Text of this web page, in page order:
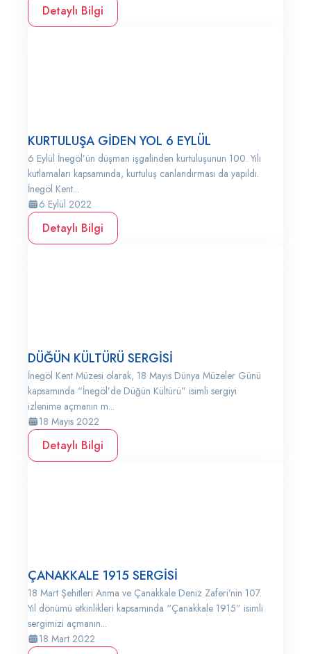
Detaylı Bilgi
KURTULUŞA GİDEN YOL 6 EYLÜL
6 Eylül İnegöl’ün düşman işgalinden kurtuluşunun 100. Yılı
kutlamaları kapsamında, kurtuluş canlandırması da yapıldı.
İnegöl Kent...
6 Eylül 2022
Detaylı Bilgi
DÜĞÜN KÜLTÜRÜ SERGİSİ
İnegöl Kent Müzesi olarak, 18 Mayıs Dünya Müzeler Günü
kapsamında “İnegöl’de Düğün Kültürü” isimli sergiyi
izlenime açmanın m...
18 Mayıs 2022
Detaylı Bilgi
ÇANAKKALE 1915 SERGİSİ
18 Mart Şehitleri Anma ve Çanakkale Deniz Zaferi’nin 107.
Yıl dönümü etkinlikleri kapsamında “Çanakkale 1915” isimli
sergimizi açmanın...
18 Mart 2022